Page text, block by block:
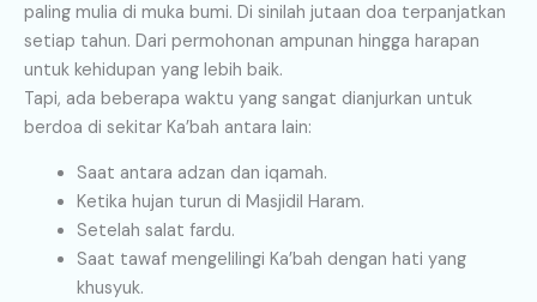
paling mulia di muka bumi. Di sinilah jutaan doa terpanjatkan
setiap tahun. Dari permohonan ampunan hingga harapan
untuk kehidupan yang lebih baik.
Tapi, ada beberapa waktu yang sangat dianjurkan untuk
berdoa di sekitar Ka’bah antara lain:
Saat antara adzan dan iqamah.
Ketika hujan turun di Masjidil Haram.
Setelah salat fardu.
Saat tawaf mengelilingi Ka’bah dengan hati yang
khusyuk.